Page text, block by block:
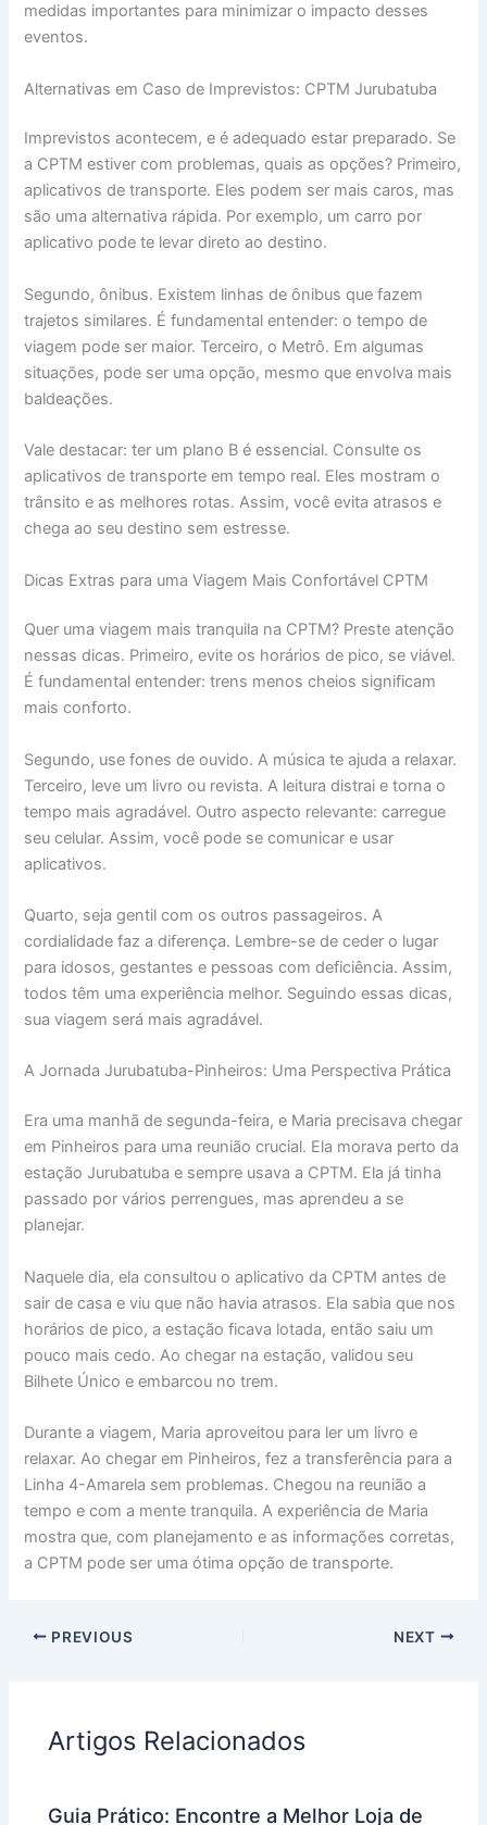
medidas importantes para minimizar o impacto desses
eventos.
Alternativas em Caso de Imprevistos: CPTM Jurubatuba
Imprevistos acontecem, e é adequado estar preparado. Se
a CPTM estiver com problemas, quais as opções? Primeiro,
aplicativos de transporte. Eles podem ser mais caros, mas
são uma alternativa rápida. Por exemplo, um carro por
aplicativo pode te levar direto ao destino.
Segundo, ônibus. Existem linhas de ônibus que fazem
trajetos similares. É fundamental entender: o tempo de
viagem pode ser maior. Terceiro, o Metrô. Em algumas
situações, pode ser uma opção, mesmo que envolva mais
baldeações.
Vale destacar: ter um plano B é essencial. Consulte os
aplicativos de transporte em tempo real. Eles mostram o
trânsito e as melhores rotas. Assim, você evita atrasos e
chega ao seu destino sem estresse.
Dicas Extras para uma Viagem Mais Confortável CPTM
Quer uma viagem mais tranquila na CPTM? Preste atenção
nessas dicas. Primeiro, evite os horários de pico, se viável.
É fundamental entender: trens menos cheios significam
mais conforto.
Segundo, use fones de ouvido. A música te ajuda a relaxar.
Terceiro, leve um livro ou revista. A leitura distrai e torna o
tempo mais agradável. Outro aspecto relevante: carregue
seu celular. Assim, você pode se comunicar e usar
aplicativos.
Quarto, seja gentil com os outros passageiros. A
cordialidade faz a diferença. Lembre-se de ceder o lugar
para idosos, gestantes e pessoas com deficiência. Assim,
todos têm uma experiência melhor. Seguindo essas dicas,
sua viagem será mais agradável.
A Jornada Jurubatuba-Pinheiros: Uma Perspectiva Prática
Era uma manhã de segunda-feira, e Maria precisava chegar
em Pinheiros para uma reunião crucial. Ela morava perto da
estação Jurubatuba e sempre usava a CPTM. Ela já tinha
passado por vários perrengues, mas aprendeu a se
planejar.
Naquele dia, ela consultou o aplicativo da CPTM antes de
sair de casa e viu que não havia atrasos. Ela sabia que nos
horários de pico, a estação ficava lotada, então saiu um
pouco mais cedo. Ao chegar na estação, validou seu
Bilhete Único e embarcou no trem.
Durante a viagem, Maria aproveitou para ler um livro e
relaxar. Ao chegar em Pinheiros, fez a transferência para a
Linha 4-Amarela sem problemas. Chegou na reunião a
tempo e com a mente tranquila. A experiência de Maria
mostra que, com planejamento e as informações corretas,
a CPTM pode ser uma ótima opção de transporte.
PREVIOUS NEXT
Artigos Relacionados
Guia Prático: Encontre a Melhor Loja de